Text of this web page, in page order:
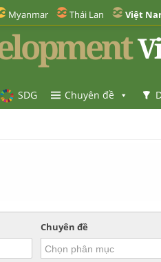
Myanmar Thái Lan Việt
SDG Chuyên đề
Chuyên đề